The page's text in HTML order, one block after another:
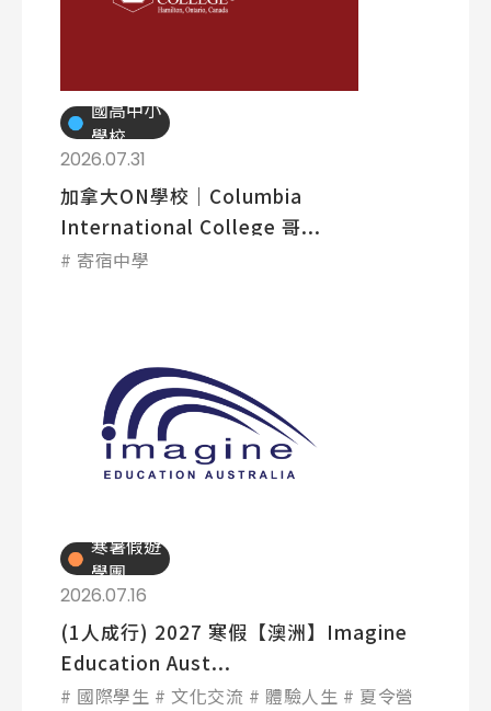
國高中小
學校
2026.07.31
加拿大ON學校│Columbia
International College 哥...
寄宿中學
寒暑假遊
學團
2026.07.16
(1人成行) 2027 寒假【澳洲】Imagine
Education Aust...
國際學生 文化交流 體驗人生 夏令營